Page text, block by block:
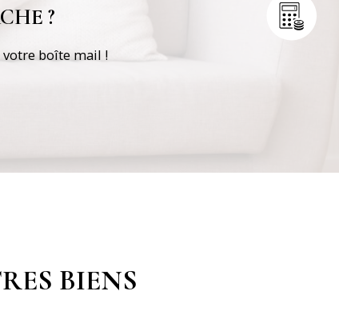
?
votre boîte mail !
BIENS